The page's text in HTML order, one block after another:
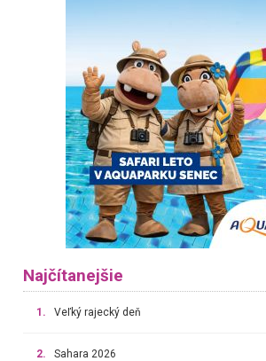
Najčítanejšie
1. Veľký rajecký deň
2. Sahara 2026